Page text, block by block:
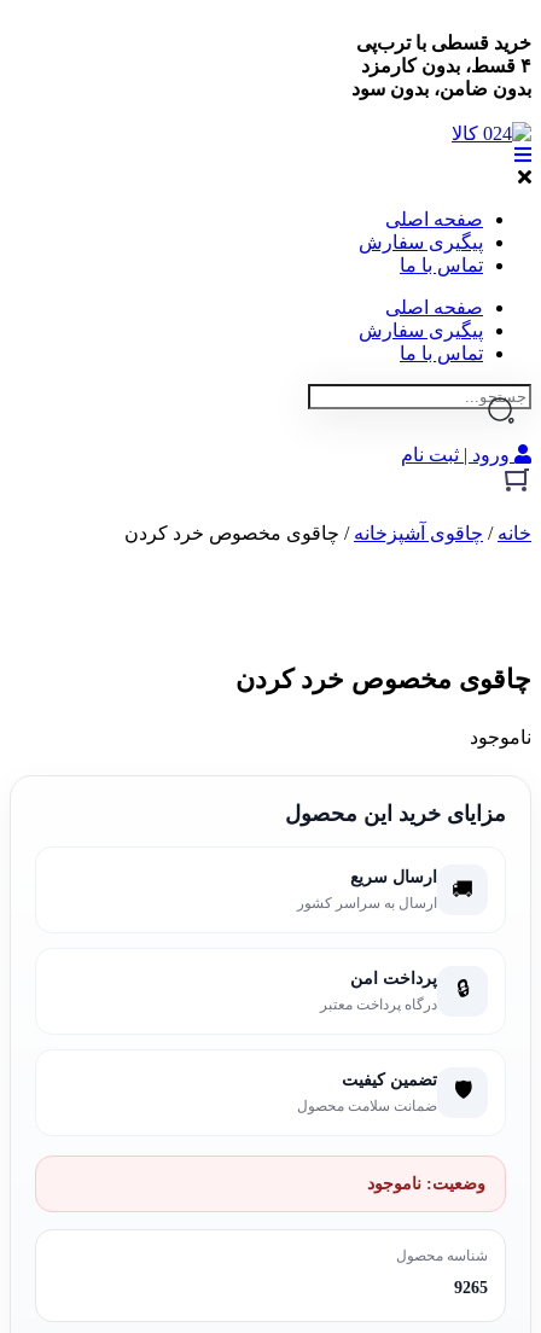
خرید قسطی با ترب‌پی
۴ قسط، بدون کارمزد
بدون ضامن، بدون سود
صفحه اصلی
پیگیری سفارش
تماس با ما
صفحه اصلی
پیگیری سفارش
تماس با ما
ورود | ثبت نام
خانه / چاقوی آشپزخانه / چاقوی مخصوص خرد کردن
چاقوی مخصوص خرد کردن
ناموجود
مزایای خرید این محصول
🚚 ارسال سریع
ارسال به سراسر کشور
🔒 پرداخت امن
درگاه پرداخت معتبر
🛡️ تضمین کیفیت
ضمانت سلامت محصول
وضعیت: ناموجود
شناسه محصول
9265